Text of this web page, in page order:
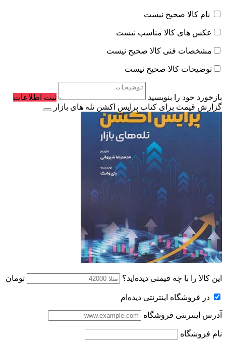
نام کالا صحیح نیست
عکس های کالا مناسب نیست
مشخصات فنی کالا صحیح نیست
توضیحات کالا صحیح نیست
بازخورد خود را بنویسید
ثبت اطلاعات
گزارش قیمت برای کتاب پرایس اکشن تله های بازار
این کالا را با چه قیمتی دیده‌اید؟ تومان
در فروشگاه اینترنتی دیده‌ام
آدرس اینترنتی فروشگاه
نام فروشگاه